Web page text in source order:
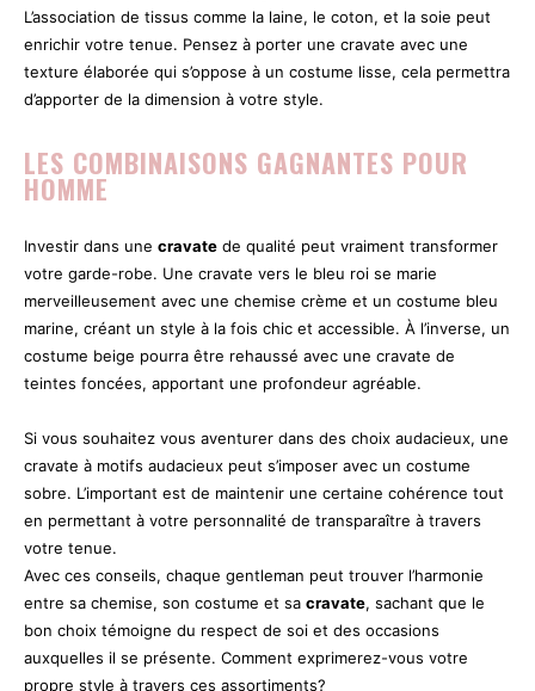
L’association de tissus comme la laine, le coton, et la soie peut
enrichir votre tenue. Pensez à porter une cravate avec une
texture élaborée qui s’oppose à un costume lisse, cela permettra
d’apporter de la dimension à votre style.
LES COMBINAISONS GAGNANTES POUR
HOMME
Investir dans une cravate de qualité peut vraiment transformer
votre garde-robe. Une cravate vers le bleu roi se marie
merveilleusement avec une chemise crème et un costume bleu
marine, créant un style à la fois chic et accessible. À l’inverse, un
costume beige pourra être rehaussé avec une cravate de
teintes foncées, apportant une profondeur agréable.
Si vous souhaitez vous aventurer dans des choix audacieux, une
cravate à motifs audacieux peut s’imposer avec un costume
sobre. L’important est de maintenir une certaine cohérence tout
en permettant à votre personnalité de transparaître à travers
votre tenue.
Avec ces conseils, chaque gentleman peut trouver l’harmonie
entre sa chemise, son costume et sa cravate, sachant que le
bon choix témoigne du respect de soi et des occasions
auxquelles il se présente. Comment exprimerez-vous votre
propre style à travers ces assortiments?